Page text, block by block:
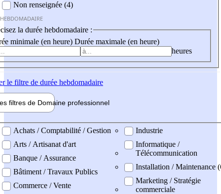
Non renseignée (4)
la durée hebdomadaire :
minimale (en heure) Durée maximale (en heure)
heures
le filtre de durée hebdomadaire
filtres de Domaine professionnel
professionel
Achats / Comptabilité / Gestion
Arts / Artisanat d'art
Banque / Assurance
Bâtiment / Travaux Publics
Commerce / Vente
Industrie
Informatique /
Télécommunication
Installation / Maintenance
Marketing / Stratégie
commerciale